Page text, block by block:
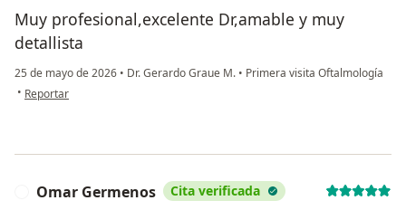
Muy profesional,excelente Dr,amable y muy
detallista
25 de mayo de 2026 • Dr. Gerardo Graue M. • Primera visita Oftalmología
• en opinión del usuario Aniko
Reportar
Omar Germenos Cita verificada